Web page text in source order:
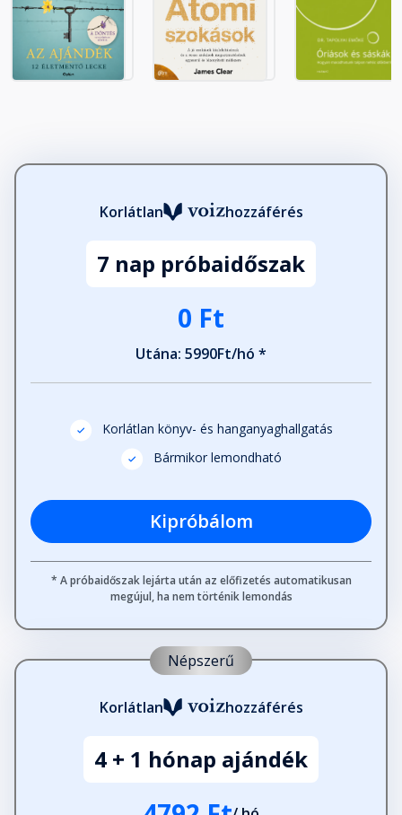
17. levél
Fejezet hossza: 00:09:49
19. levél
Fejezet hossza: 00:11:31
25. levél
Fejezet hossza: 00:13:30
Korlátlan hozzáférés
7 nap próbaidőszak
0 Ft
Utána: 5990Ft/hó *
Korlátlan könyv- és hanganyaghallgatás
Bármikor lemondható
Kipróbálom
* A próbaidőszak lejárta után az előfizetés automatikusan
megújul, ha nem történik lemondás
Népszerű
Korlátlan hozzáférés
4 + 1 hónap ajándék